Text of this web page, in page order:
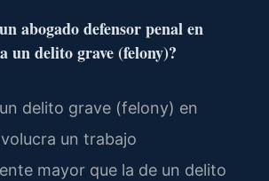
abogado defensor penal en
un delito grave (felony)?
delito grave (felony) en
un trabajo
mayor que la de un delito